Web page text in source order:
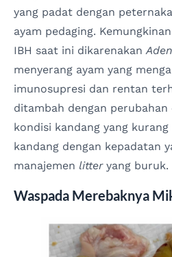
yang padat dengan
ayam pedaging.
IBH saat ini dikarenakan
menyerang ayam yang
imunosupresi dan rentan
ditambah dengan
kondisi kandang yang
kandang dengan kepadatan
manajemen litter yang buruk.
Waspada Merebaknya